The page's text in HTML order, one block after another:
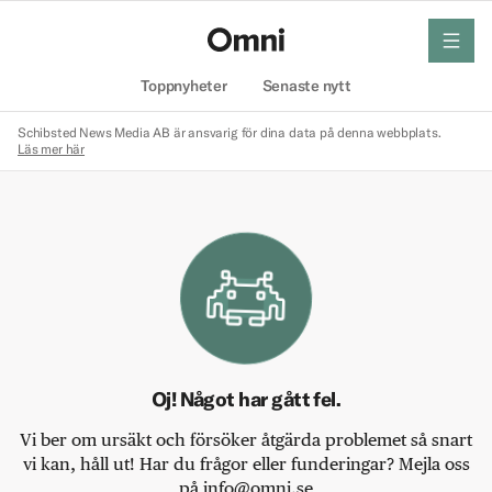
Toppnyheter Senaste nytt
meny
Schibsted News Media AB är ansvarig för dina data på denna webbplats.
Läs mer här
Oj! Något har gått fel.
Vi ber om ursäkt och försöker åtgärda problemet så snart
vi kan, håll ut! Har du frågor eller funderingar? Mejla oss